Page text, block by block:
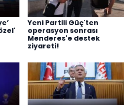
Yeni Partili Güç'ten
operasyon sonrası
Menderes'e destek
ziyareti!